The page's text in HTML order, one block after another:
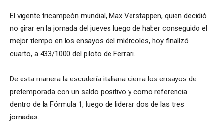
El vigente tricampeón mundial, Max Verstappen, quien decidió
no girar en la jornada del jueves luego de haber conseguido el
mejor tiempo en los ensayos del miércoles, hoy finalizó
cuarto, a 433/1000 del piloto de Ferrari.
De esta manera la escudería italiana cierra los ensayos de
pretemporada con un saldo positivo y como referencia
dentro de la Fórmula 1, luego de liderar dos de las tres
jornadas.